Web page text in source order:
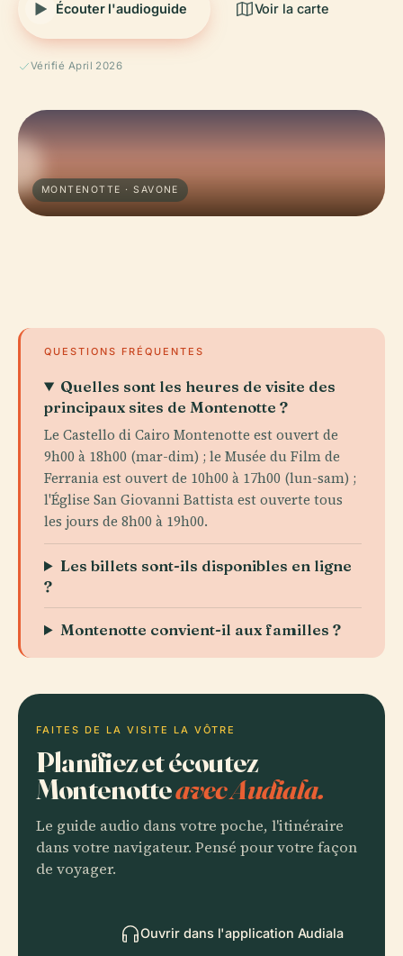
Écouter l'audioguide Voir la carte
Vérifié April 2026
MONTENOTTE · SAVONE
QUESTIONS FRÉQUENTES
Quelles sont les heures de visite des
principaux sites de Montenotte ?
Le Castello di Cairo Montenotte est ouvert de
9h00 à 18h00 (mar-dim) ; le Musée du Film de
Ferrania est ouvert de 10h00 à 17h00 (lun-sam) ;
l'Église San Giovanni Battista est ouverte tous
les jours de 8h00 à 19h00.
Les billets sont-ils disponibles en ligne
?
Montenotte convient-il aux familles ?
FAITES DE LA VISITE LA VÔTRE
Planifiez et écoutez
Montenotteavec Audiala.
Le guide audio dans votre poche, l'itinéraire
dans votre navigateur. Pensé pour votre façon
de voyager.
Ouvrir dans l'application Audiala